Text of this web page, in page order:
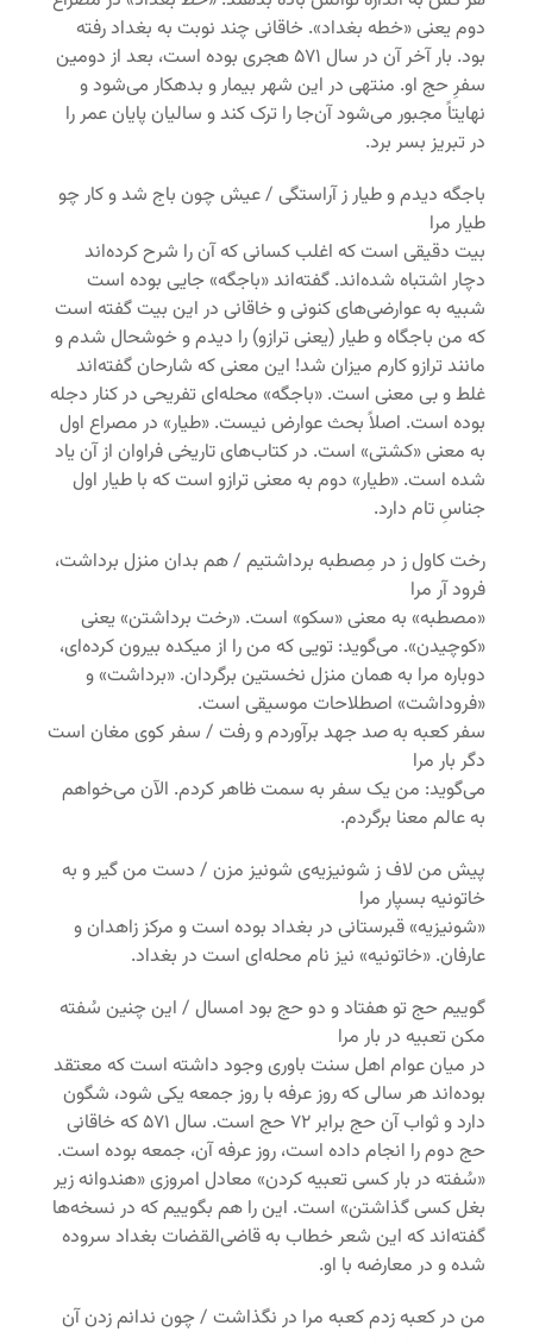
دوم یعنی «خطه‌ بغداد». خاقانی چند نوبت به بغداد رفته
بود. بار آخر آن در سال ۵۷۱ هجری بوده است، بعد از دومین
سفرِ حج او. منتهی در این شهر بیمار و بدهکار می‌شود و
نهایتاً مجبور می‌شود آن‌جا را ترک کند و سالیان پایان عمر را
در تبریز بسر برد.
باجگه دیدم و طیار ز آراستگی / عیش چون باج شد و کار چو
طیار مرا
بیت دقیقی است که اغلب کسانی که آن را شرح کرده‌اند
دچار اشتباه شده‌اند. گفته‌اند «باجگه» جایی بوده است
شبیه به عوارضی‌های کنونی و خاقانی در این بیت گفته است
که من باجگاه و طیار (یعنی ترازو) را دیدم و خوشحال شدم و
مانند ترازو کارم میزان شد! این معنی که شارحان گفته‌اند
غلط و بی معنی است. «باجگه» محله‌ای تفریحی در کنار دجله
بوده است. اصلاً بحث عوارض نیست. «طیار» در مصراع اول
به معنی «کشتی» است. در کتاب‌های تاریخی فراوان از آن یاد
شده است. «طیار» دوم به معنی ترازو است که با طیار اول
جناسِ تام دارد.
رخت کاول ز در مِصطبه برداشتیم / هم بدان منزل برداشت،
فرود آر مرا
«مصطبه» به معنی «سکو» است. «رخت برداشتن» یعنی
«کوچیدن». می‌گوید: تویی که من را از میکده بیرون کرده‌ای،
دوباره مرا به همان منزل نخستین برگردان. «برداشت» و
«فروداشت» اصطلاحات موسیقی است.
سفر کعبه به صد جهد برآوردم و رفت / سفر کوی مغان است
دگر بار مرا
می‌گوید: من یک سفر به سمت ظاهر کردم. الآن می‌خواهم
به عالم معنا برگردم.
پیش من لاف ز شونیزیه‌ی‌ شونیز مزن / دست من گیر و به
خاتونیه بسپار مرا
«شونیزیه» قبرستانی در بغداد بوده است و مرکز زاهدان و
عارفان. «خاتونیه» نیز نام محله‌ای است در بغداد.
گوییم حج تو هفتاد و دو حج بود امسال / این چنین سُفته
مکن تعبیه در بار مرا
در میان عوام اهل سنت باوری وجود داشته است که معتقد
بوده‌اند هر سالی که روز عرفه با روز جمعه یکی شود، شگون
دارد و ثواب آن حج برابر ۷۲ حج است. سال ۵۷۱ که خاقانی
حج دوم را انجام داده است، روز عرفه‌ آن، جمعه بوده است.
«سُفته در بار کسی تعبیه کردن» معادل امروزی «هندوانه زیر
بغل کسی گذاشتن» است. این را هم بگوییم که در نسخه‌ها
گفته‌اند که این شعر خطاب به قاضی‌القضات بغداد سروده
شده و در معارضه با او.
من در کعبه زدم کعبه مرا در نگذاشت / چون ندانم زدن آن